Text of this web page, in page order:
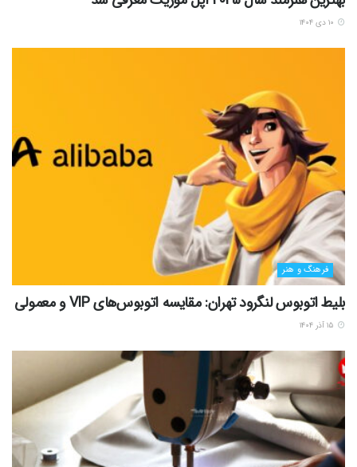
فرهنگ و هنر
بلیط اتوبوس لنگرود تهران: مقایسه اتوبوس‌های VIP و معمولی